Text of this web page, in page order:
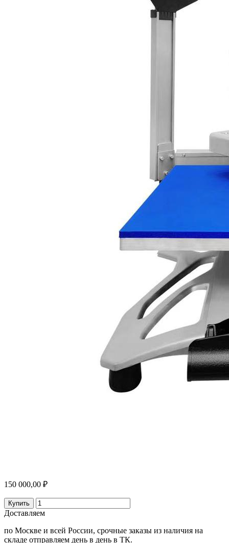
150 000,00 ₽
Купить
Доставляем
по Москве и всей России, срочные заказы из наличия на
складе отправляем день в день в ТК.